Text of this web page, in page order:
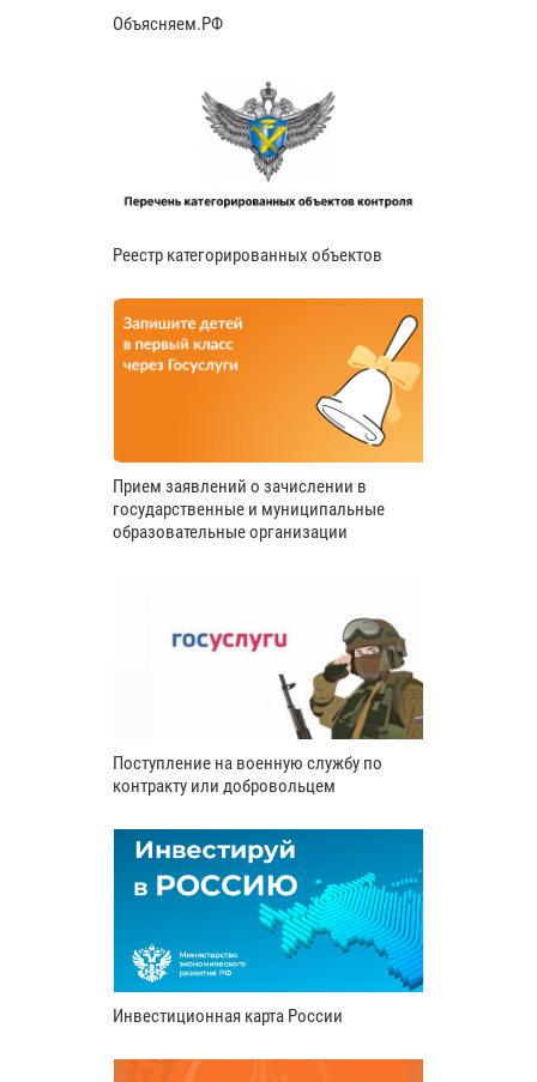
Объясняем.РФ
Реестр категорированных объектов
Прием заявлений о зачислении в
государственные и муниципальные
образовательные организации
Поступление на военную службу по
контракту или добровольцем
Инвестиционная карта России